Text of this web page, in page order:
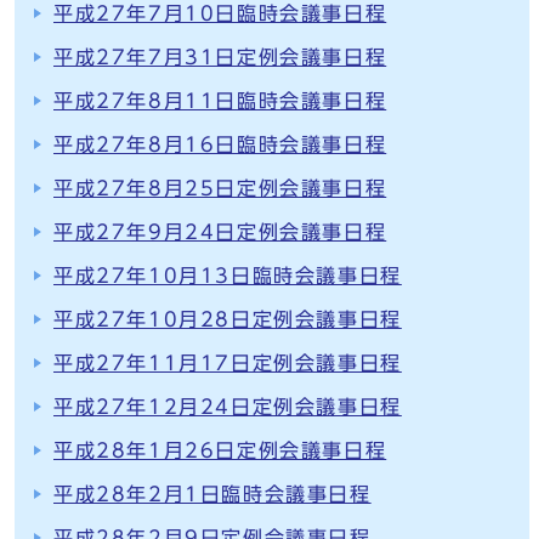
平成27年7月10日臨時会議事日程
平成27年7月31日定例会議事日程
平成27年8月11日臨時会議事日程
平成27年8月16日臨時会議事日程
平成27年8月25日定例会議事日程
平成27年9月24日定例会議事日程
平成27年10月13日臨時会議事日程
平成27年10月28日定例会議事日程
平成27年11月17日定例会議事日程
平成27年12月24日定例会議事日程
平成28年1月26日定例会議事日程
平成28年2月1日臨時会議事日程